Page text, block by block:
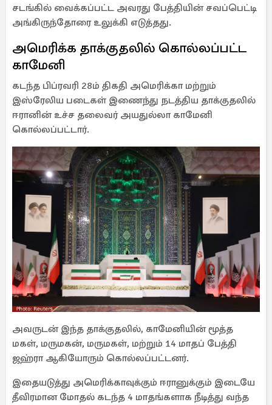
சடங்கில் வைக்கப்பட்ட அவரது பேத்தியின் சவப்பெட்டி
அங்கிருந்தோரை உலுக்கி எடுத்தது.
அமெரிக்க தாக்குதலில் கொல்லப்பட்ட
காமேனி
கடந்த பிப்ரவரி 28ம் திகதி அமெரிக்கா மற்றும்
இஸ்ரேலிய படைகள் இணைந்து நடத்திய தாக்குதலில்
ஈரானின் உச்ச தலைவர் அயதுல்லா காமேனி
கொல்லப்பட்டார்.
அவருடன் இந்த தாக்குதலில், காமேனியின் மூத்த
மகள், மருமகன், மருமகள், மற்றும் 14 மாதப் பேத்தி
ஜஹ்ரா ஆகியோரும் கொல்லப்பட்டனர்.
இதையடுத்து அமெரிக்காவுக்கும் ஈரானுக்கும் இடையே
தீவிரமான மோதல் கடந்த 4 மாதங்களாக நீடித்து வந்த